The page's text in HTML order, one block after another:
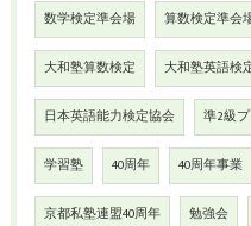
数学検定準会場 算数検定準会
大和塾算数検定 大和塾英語検
日本英語能力検定協会 準2級
学習塾 40周年 40周年事業
京都私塾連盟40周年 勉強会